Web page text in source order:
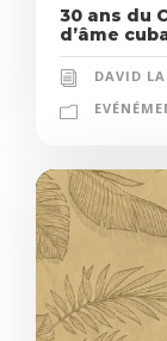
30 ans du
d’âme
DAVID